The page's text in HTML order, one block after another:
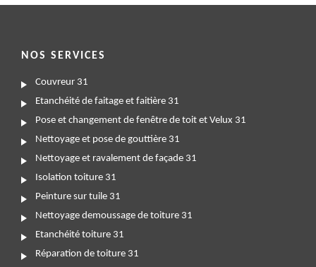
NOS SERVICES
Couvreur 31
Etanchéité de faitage et faitière 31
Pose et changement de fenêtre de toit et Velux 31
Nettoyage et pose de gouttière 31
Nettoyage et ravalement de façade 31
Isolation toiture 31
Peinture sur tuile 31
Nettoyage demoussage de toiture 31
Etanchéité toiture 31
Réparation de toiture 31